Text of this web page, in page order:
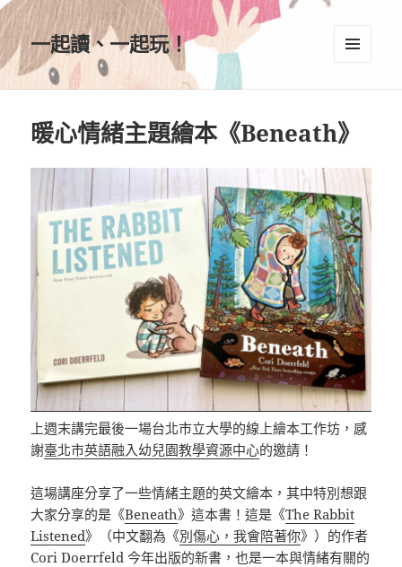
一起讀、一起玩！
暖心情緒主題繪本《Beneath》
上週末講完最後一場台北市立大學的線上繪本工作坊，感
謝臺北市英語融入幼兒園教學資源中心的邀請！
這場講座分享了一些情緒主題的英文繪本，其中特別想跟
大家分享的是《Beneath》這本書！這是《The Rabbit
Listened》（中文翻為《別傷心，我會陪著你》）的作者
Cori Doerrfeld 今年出版的新書，也是一本與情緒有關的